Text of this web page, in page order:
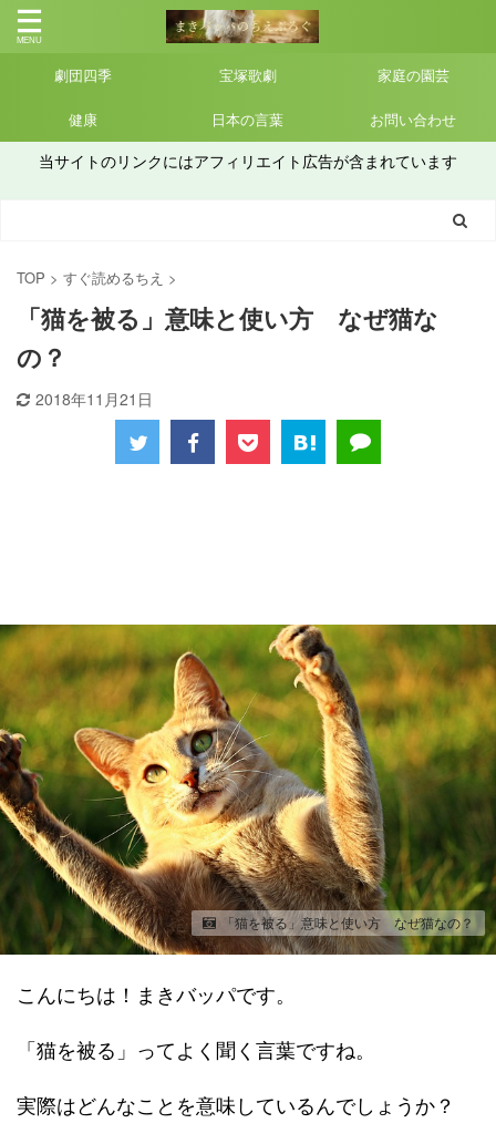
劇団四季 宝塚歌劇 家庭の園芸
健康 日本の言葉 お問い合わせ
当サイトのリンクにはアフィリエイト広告が含まれています
TOP > すぐ読めるちえ >
「猫を被る」意味と使い方 なぜ猫な
の？
2018年11月21日
「猫を被る」意味と使い方 なぜ猫なの？
こんにちは！まきバッパです。
「猫を被る」ってよく聞く言葉ですね。
実際はどんなことを意味しているんでしょうか？